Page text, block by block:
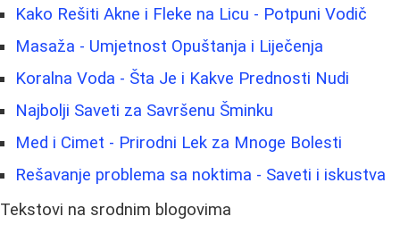
Kako Rešiti Akne i Fleke na Licu - Potpuni Vodič
Masaža - Umjetnost Opuštanja i Liječenja
Koralna Voda - Šta Je i Kakve Prednosti Nudi
Najbolji Saveti za Savršenu Šminku
Med i Cimet - Prirodni Lek za Mnoge Bolesti
Rešavanje problema sa noktima - Saveti i iskustva
Tekstovi na srodnim blogovima